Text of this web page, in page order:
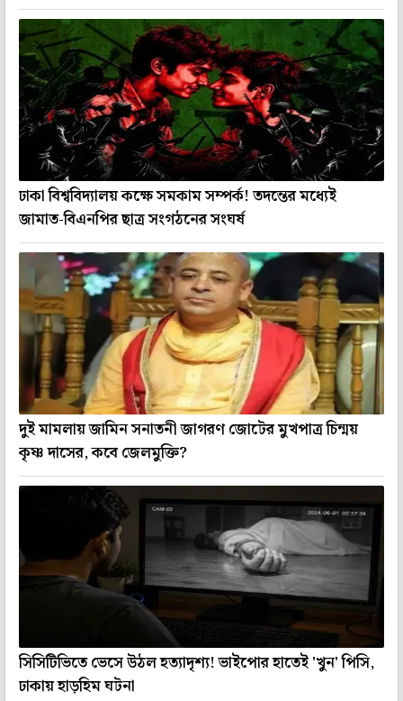
ঢাকা বিশ্ববিদ্যালয় কক্ষে সমকাম সম্পর্ক! তদন্তের মধ্যেই
জামাত-বিএনপির ছাত্র সংগঠনের সংঘর্ষ
দুই মামলায় জামিন সনাতনী জাগরণ জোটের মুখপাত্র চিন্ময়
কৃষ্ণ দাসের, কবে জেলমুক্তি?
সিসিটিভিতে ভেসে উঠল হত্যাদৃশ্য! ভাইপোর হাতেই 'খুন' পিসি,
ঢাকায় হাড়হিম ঘটনা